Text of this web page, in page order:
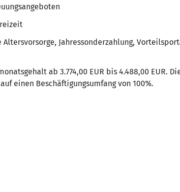
Jahressonderzahlung,
ab 3.774,00 EUR bis 4.488,00 EUR.
einen Beschäftigungsumfang von 100%.